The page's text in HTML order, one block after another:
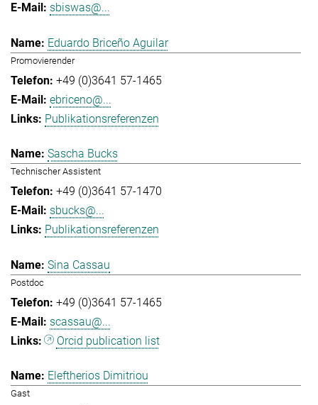
sbiswas@...
Eduardo Briceño Aguilar
Promovierender
+49 (0)3641 57-1465
ebriceno@...
Publikationsreferenzen
Sascha Bucks
Technischer Assistent
+49 (0)3641 57-1470
sbucks@...
Publikationsreferenzen
Sina Cassau
Postdoc
+49 (0)3641 57-1465
scassau@...
Orcid publication list
Eleftherios Dimitriou
Gast